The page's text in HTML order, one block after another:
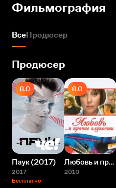
Фильмография
ВсеПродюсер
Продюсер
8.0
Паук (2017)
2017
Бесплатно
8.0
Любовь и прочие глупости
2010